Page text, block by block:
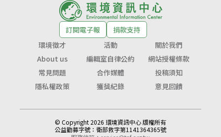
訂閱電子報
捐款支持
環境徵才
活動
關於我們
About us
編輯室自律公約
網站授權條款
常見問題
合作媒體
投稿須知
隱私權政策
獲獎紀錄 意見回饋
© Copyright 2026 環境資訊中心 版權所有
公益勸募字號： 衛部救字第1141364365號